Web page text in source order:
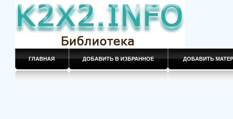
ГЛАВНАЯ ДОБАВИТЬ В ИЗБРАННОЕ ДОБАВИТЬ